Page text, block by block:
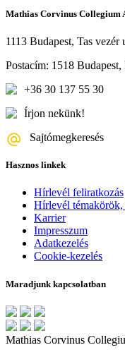
Mathias Corvinus Collegium
1113 Budapest, Tas vezér
Postacím: 1518 Budapest,
+36 30 137 55 30
Írjon nekünk!
Sajtómegkeresés
Hasznos linkek
Hírlevél feliratkozás
Hírlevél témakörök,
Karrier
Impresszum
Adatkezelés
Cookie-kezelés
Maradjunk kapcsolatban
Mathias Corvinus